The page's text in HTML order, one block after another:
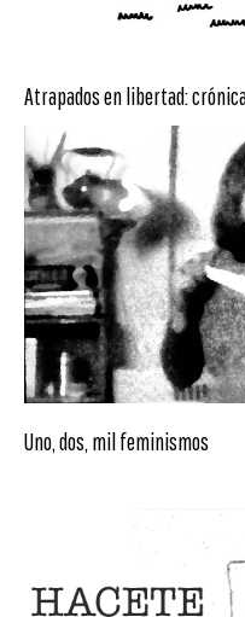
Atrapados en libertad:
Uno, dos, mil feminismos